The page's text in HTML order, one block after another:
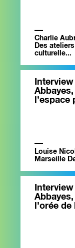
Charlie
Des
culturelle...
Louise
Marseille
l’orée